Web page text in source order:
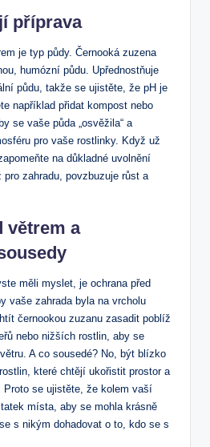
příprava
je typ půdy. Černooká zuzena
humózní půdu. Upřednostňuje
půdu, takže se ujistěte, že pH je
například přidat kompost nebo
se vaše půda „osvěžila“ a
pro vaše rostlinky. Když už
na důkladné uvolnění
zahradu, povzbuzuje růst a
větrem a
měli myslet, je ochrana před
vaše zahrada byla na vrcholu
černookou zuzanu zasadit poblíž
nebo nižších rostlin, aby se
A co sousedé? No, být blízko
které chtějí ukořistit prostor a
Proto se ujistěte, že kolem vaší
místa, aby se mohla krásně
s nikým dohadovat o to, kdo se s